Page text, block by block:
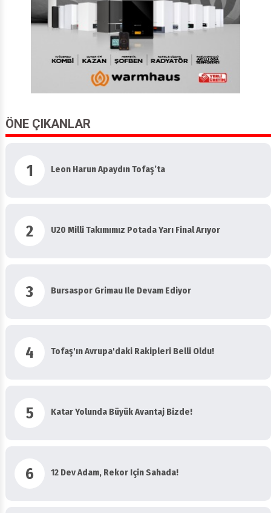
ÖNE ÇIKANLAR
1 Leon Harun Apaydın Tofaş’ta
2 U20 Milli Takımımız Potada Yarı Final Arıyor
3 Bursaspor Grimau Ile Devam Ediyor
4 Tofaş'ın Avrupa'daki Rakipleri Belli Oldu!
5 Katar Yolunda Büyük Avantaj Bizde!
6 12 Dev Adam, Rekor Için Sahada!